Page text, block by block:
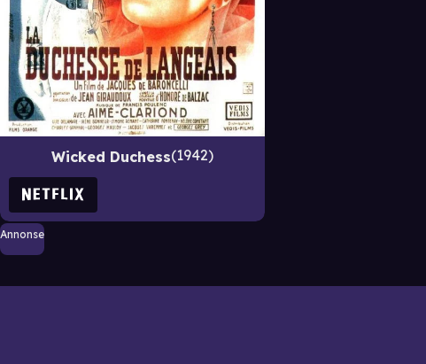
Wicked Duchess 1942
Annonse